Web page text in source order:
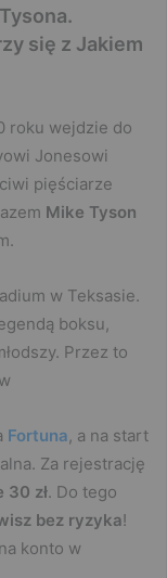
się z Jakiem
roku wejdzie do
Jonesowi
pięściarze
Mike Tyson
w Teksasie.
boksu,
Przez to
Fortuna, a na start
Za rejestrację
30 zł. Do tego
bez ryzyka!
konto w